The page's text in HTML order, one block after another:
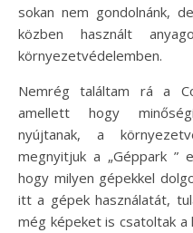
sokan nem gondolnánk,
közben használt
környezetvédelemben.
Nemrég találtam rá a
amellett hogy
nyújtanak, a
megnyitjuk a „Géppark ”
hogy milyen gépekkel
itt a gépek használatát,
még képeket is csatoltak a